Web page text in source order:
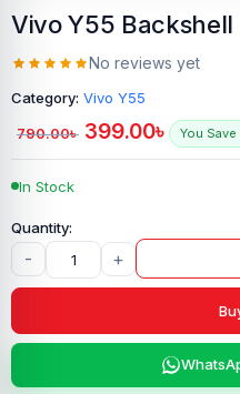
Vivo Y55
No reviews yet
Category: Vivo Y55
790.00৳ 399.00৳ You Save
In Stock
- +